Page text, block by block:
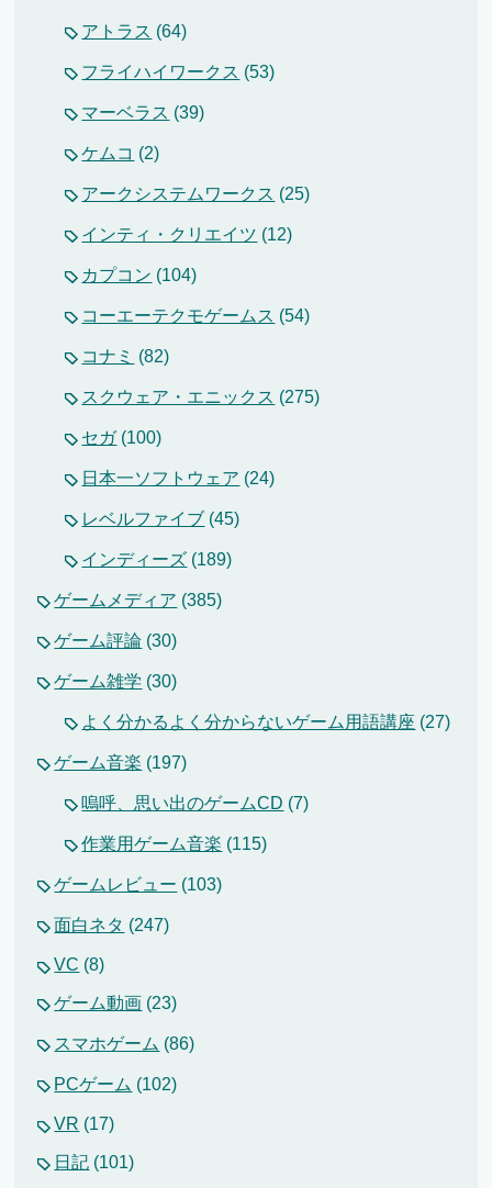
アトラス (64)
フライハイワークス (53)
マーベラス (39)
ケムコ (2)
アークシステムワークス (25)
インティ・クリエイツ (12)
カプコン (104)
コーエーテクモゲームス (54)
コナミ (82)
スクウェア・エニックス (275)
セガ(100)
日本一ソフトウェア (24)
レベルファイブ (45)
インディーズ (189)
ゲームメディア (385)
ゲーム評論 (30)
ゲーム雑学 (30)
よく分かるよく分からないゲーム用語講座 (27)
ゲーム音楽 (197)
嗚呼、思い出のゲームCD (7)
作業用ゲーム音楽 (115)
ゲームレビュー (103)
面白ネタ (247)
VC (8)
ゲーム動画 (23)
スマホゲーム (86)
PCゲーム (102)
VR (17)
日記 (101)